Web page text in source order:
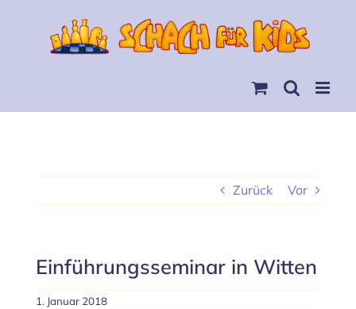
Zurück Vor
Einführungsseminar in Witten
1. Januar 2018